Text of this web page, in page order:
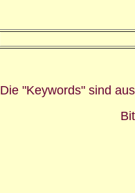
Die "Keywords" sind